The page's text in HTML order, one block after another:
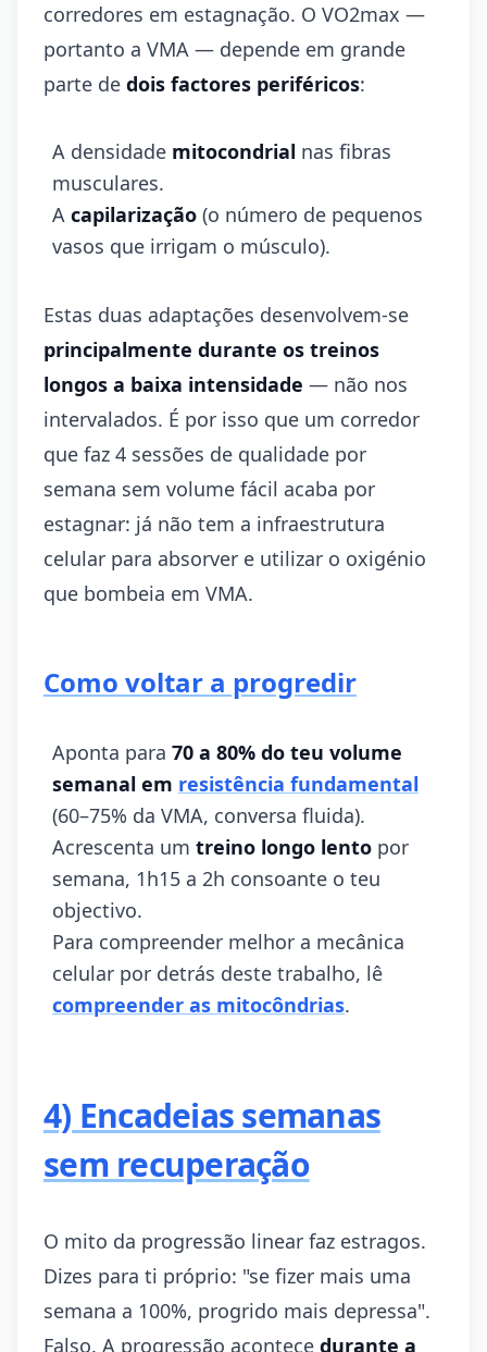
corredores em estagnação. O VO2max —
portanto a VMA — depende em grande
parte de dois factores periféricos:
A densidade mitocondrial nas fibras
musculares.
A capilarização (o número de pequenos
vasos que irrigam o músculo).
Estas duas adaptações desenvolvem-se
principalmente durante os treinos
longos a baixa intensidade — não nos
intervalados. É por isso que um corredor
que faz 4 sessões de qualidade por
semana sem volume fácil acaba por
estagnar: já não tem a infraestrutura
celular para absorver e utilizar o oxigénio
que bombeia em VMA.
Como voltar a progredir
Aponta para 70 a 80% do teu volume
semanal em resistência fundamental
(60–75% da VMA, conversa fluida).
Acrescenta um treino longo lento por
semana, 1h15 a 2h consoante o teu
objectivo.
Para compreender melhor a mecânica
celular por detrás deste trabalho, lê
compreender as mitocôndrias.
4) Encadeias semanas
sem recuperação
O mito da progressão linear faz estragos.
Dizes para ti próprio: "se fizer mais uma
semana a 100%, progrido mais depressa".
Falso. A progressão acontece durante a